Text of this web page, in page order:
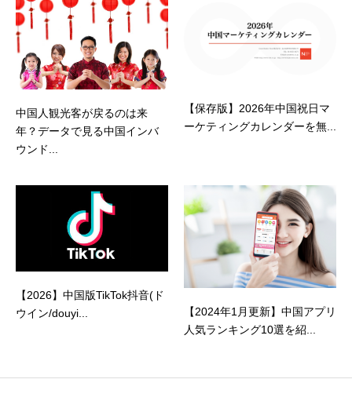
中国人観光客が戻るのは来
年？データで見る中国インバ
ウンド...
【保存版】2026年中国祝日マ
ーケティングカレンダーを無...
【2026】中国版TikTok抖音(ド
ウイン/douyi...
【2024年1月更新】中国アプリ
人気ランキング10選を紹...